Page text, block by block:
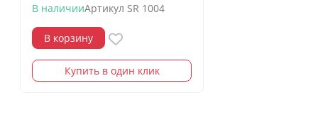
В наличииАртикул SR 1004
В корзину
Купить в один клик